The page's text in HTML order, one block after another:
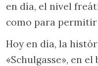
en día, el nivel
como para permitir
Hoy en día, la
«Schulgasse», en